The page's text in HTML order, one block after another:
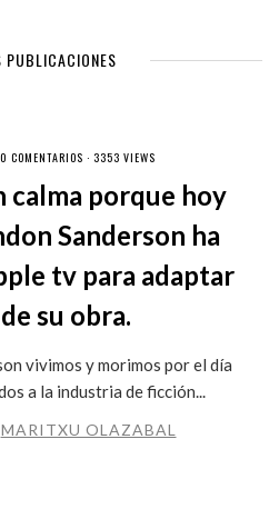
PUBLICACIONES
0 COMENTARIOS · 3353 VIEWS
calma porque hoy
Sanderson ha
tv para adaptar
su obra.
vivimos y morimos por el día
a la industria de ficción...
MARITXU OLAZABAL